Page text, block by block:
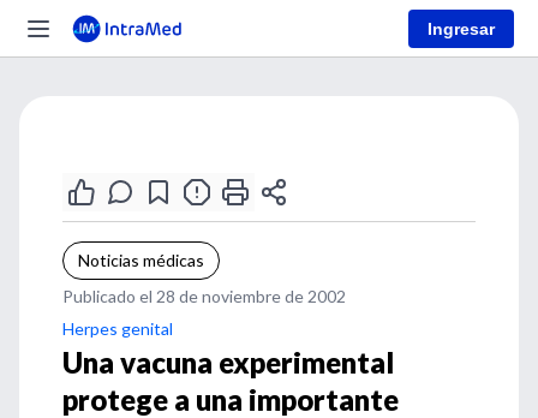
Ingresar
Noticias médicas
Publicado el 28 de noviembre de 2002
Herpes genital
Una vacuna experimental
protege a una importante